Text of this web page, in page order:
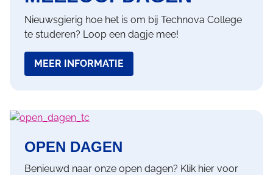
Nieuwsgierig hoe het is om bij Technova College
te studeren? Loop een dagje mee!
MEER INFORMATIE
OPEN DAGEN
Benieuwd naar onze open dagen? Klik hier voor